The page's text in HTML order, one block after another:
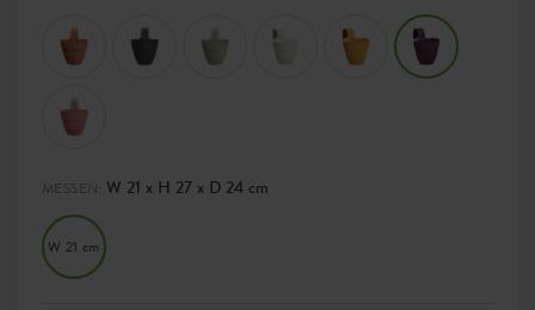
MESSEN: W 21 x H 27 x D 24 cm
W 21 cm